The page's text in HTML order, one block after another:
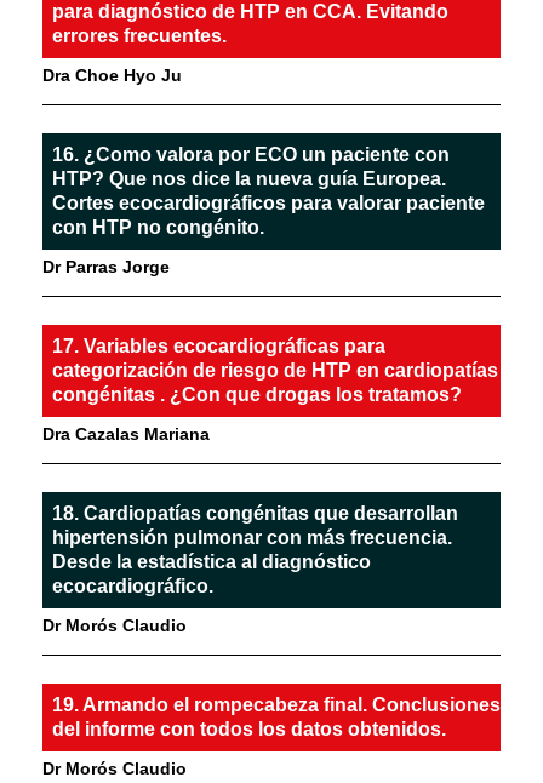
para diagnóstico de HTP en CCA. Evitando
errores frecuentes.
Dra Choe Hyo Ju
16. ¿Como valora por ECO un paciente con
HTP? Que nos dice la nueva guía Europea.
Cortes ecocardiográficos para valorar paciente
con HTP no congénito.
Dr Parras Jorge
17. Variables ecocardiográficas para
categorización de riesgo de HTP en cardiopatías
congénitas . ¿Con que drogas los tratamos?
Dra Cazalas Mariana
18. Cardiopatías congénitas que desarrollan
hipertensión pulmonar con más frecuencia.
Desde la estadística al diagnóstico
ecocardiográfico.
Dr Morós Claudio
19. Armando el rompecabeza final. Conclusiones
del informe con todos los datos obtenidos.
Dr Morós Claudio